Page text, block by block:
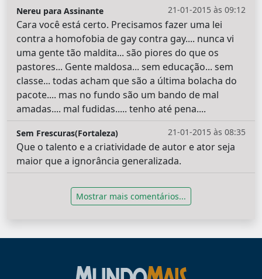
21-01-2015 às 09:12
Nereu para Assinante
Cara você está certo. Precisamos fazer uma lei
contra a homofobia de gay contra gay.... nunca vi
uma gente tão maldita... são piores do que os
pastores... Gente maldosa... sem educação... sem
classe... todas acham que são a última bolacha do
pacote.... mas no fundo são um bando de mal
amadas.... mal fudidas..... tenho até pena....
21-01-2015 às 08:35
Sem Frescuras(Fortaleza)
Que o talento e a criatividade de autor e ator seja
maior que a ignorância generalizada.
Mostrar mais comentários...